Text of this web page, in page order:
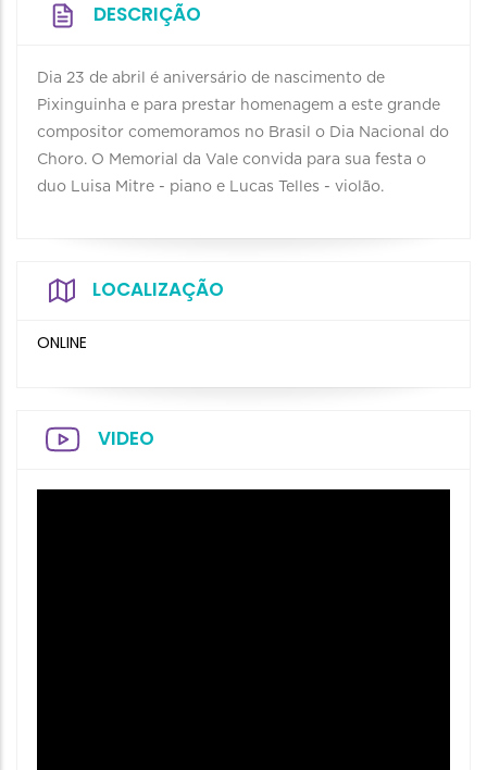
DESCRIÇÃO
Dia 23 de abril é aniversário de nascimento de
Pixinguinha e para prestar homenagem a este grande
compositor comemoramos no Brasil o Dia Nacional do
Choro. O Memorial da Vale convida para sua festa o
duo Luisa Mitre - piano e Lucas Telles - violão.
LOCALIZAÇÃO
ONLINE
VIDEO